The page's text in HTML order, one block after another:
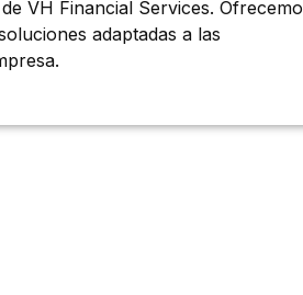
VH Financial Services.
adaptadas a las